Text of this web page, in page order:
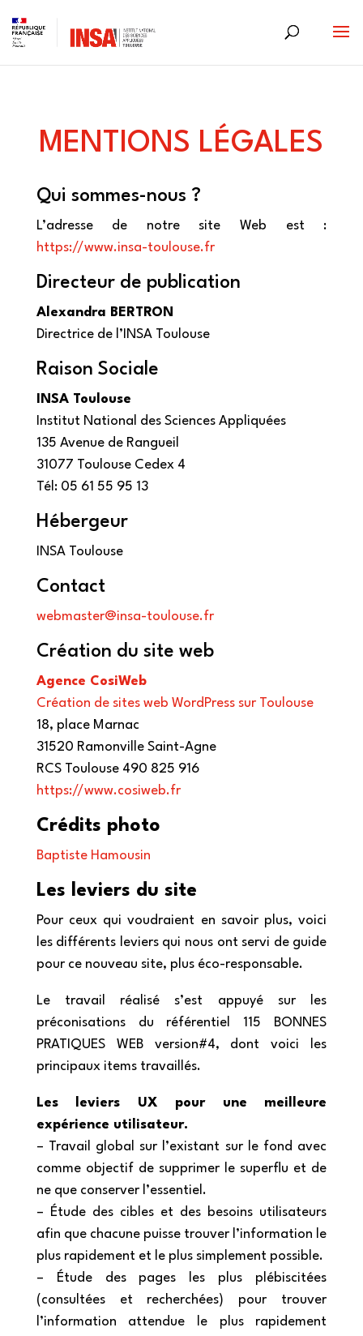
to
content
MENTIONS LÉGALES
Qui sommes-nous ?
L’adresse de notre site Web est :
https://www.insa-toulouse.fr
Directeur de publication
Alexandra BERTRON
Directrice de l’INSA Toulouse
Raison Sociale
INSA Toulouse
Institut National des Sciences Appliquées
135 Avenue de Rangueil
31077 Toulouse Cedex 4
Tél: 05 61 55 95 13
Hébergeur
INSA Toulouse
Contact
webmaster@insa-toulouse.fr
Création du site web
Agence CosiWeb
Création de sites web WordPress sur Toulouse
18, place Marnac
31520 Ramonville Saint-Agne
RCS Toulouse 490 825 916
https://www.cosiweb.fr
Crédits photo
Baptiste Hamousin
Les leviers du site
Pour ceux qui voudraient en savoir plus, voici
les différents leviers qui nous ont servi de guide
pour ce nouveau site, plus éco-responsable.
Le travail réalisé s’est appuyé sur les
préconisations du référentiel 115 BONNES
PRATIQUES WEB version#4, dont voici les
principaux items travaillés.
Les leviers UX pour une meilleure
expérience utilisateur.
– Travail global sur l’existant sur le fond avec
comme objectif de supprimer le superflu et de
ne que conserver l’essentiel.
– Étude des cibles et des besoins utilisateurs
afin que chacune puisse trouver l’information le
plus rapidement et le plus simplement possible.
– Étude des pages les plus plébiscitées
(consultées et recherchées) pour trouver
l’information attendue le plus rapidement